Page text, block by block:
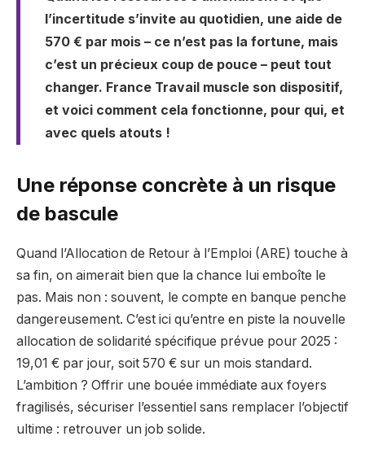
l’incertitude s’invite au quotidien, une aide de
570 € par mois – ce n’est pas la fortune, mais
c’est un précieux coup de pouce – peut tout
changer. France Travail muscle son dispositif,
et voici comment cela fonctionne, pour qui, et
avec quels atouts !
Une réponse concrète à un risque
de bascule
Quand l’Allocation de Retour à l’Emploi (ARE) touche à
sa fin, on aimerait bien que la chance lui emboîte le
pas. Mais non : souvent, le compte en banque penche
dangereusement. C’est ici qu’entre en piste la nouvelle
allocation de solidarité spécifique prévue pour 2025 :
19,01 € par jour, soit 570 € sur un mois standard.
L’ambition ? Offrir une bouée immédiate aux foyers
fragilisés, sécuriser l’essentiel sans remplacer l’objectif
ultime : retrouver un job solide.